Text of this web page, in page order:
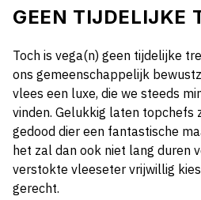
GEEN TIJDELIJKE
Toch is vega(n) geen tijdelijke
ons gemeenschappelijk
vlees een luxe, die we steeds
vinden. Gelukkig laten topchefs
gedood dier een fantastische
het zal dan ook niet lang duren
verstokte vleeseter vrijwillig
gerecht.